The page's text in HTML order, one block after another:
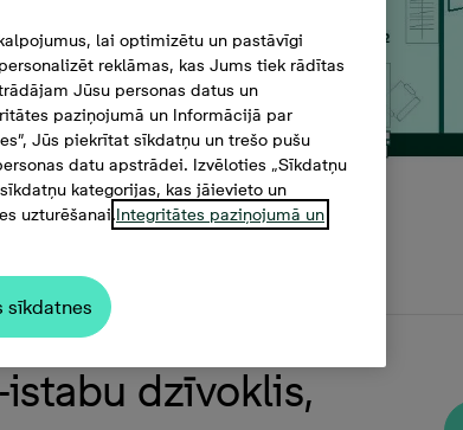
dzīvoklis,
lai optimizētu un pastāvīgi
reklāmas, kas Jums tiek rādītas
Jūsu personas datus un
paziņojumā un Informācijā par
Jūs piekrītat sīkdatņu un trešo pušu
datu apstrādei. Izvēloties „Sīkdatņu
kategorijas, kas jāievieto un
uzturēšanai.Integritātes paziņojumā un
sīkdatnes